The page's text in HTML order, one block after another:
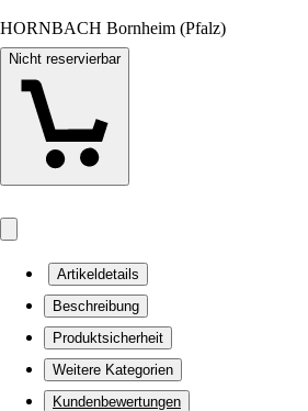
HORNBACH Bornheim (Pfalz)
Nicht reservierbar
Artikeldetails
Beschreibung
Produktsicherheit
Weitere Kategorien
Kundenbewertungen